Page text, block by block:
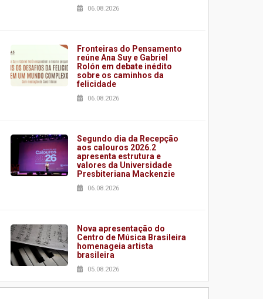
06.08.2026
Fronteiras do Pensamento
reúne Ana Suy e Gabriel
Rolón em debate inédito
sobre os caminhos da
felicidade
06.08.2026
Segundo dia da Recepção
aos calouros 2026.2
apresenta estrutura e
valores da Universidade
Presbiteriana Mackenzie
06.08.2026
Nova apresentação do
Centro de Música Brasileira
homenageia artista
brasileira
05.08.2026